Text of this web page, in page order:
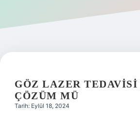
Gizlilik Politikası
Yasal Uyarı
GÖZ LAZER
ÇÖZÜM MÜ
Tarih: Eylül 18, 2024